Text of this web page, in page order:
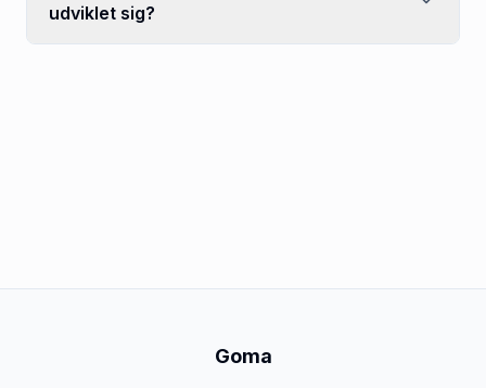
udviklet sig?
Goma